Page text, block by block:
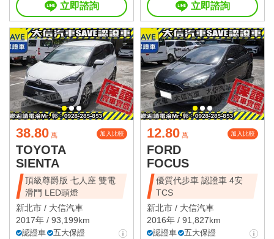
立即諮詢 立即諮詢
38.80 萬 加入比較
TOYOTA
SIENTA
頂級尊爵版 七人座 雙電
滑門 LED頭燈
新北市 / 大信汽車
2017年 / 93,199km
認證車
五大保證
12.80 萬 加入比較
FORD
FOCUS
優質代步車 認證車 4安
TCS
新北市 / 大信汽車
2016年 / 91,827km
認證車
五大保證